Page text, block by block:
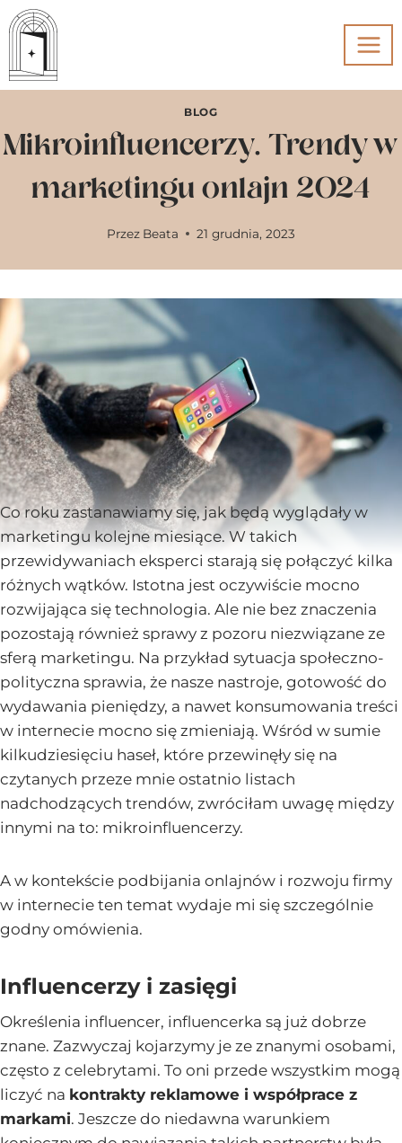
Przejdź
do
treści
BLOG
Mikroinfluencerzy. Trendy w
marketingu onlajn 2024
Przez Beata 21 grudnia, 2023
Co roku zastanawiamy się, jak będą wyglądały w
marketingu kolejne miesiące. W takich
przewidywaniach eksperci starają się połączyć kilka
różnych wątków. Istotna jest oczywiście mocno
rozwijająca się technologia. Ale nie bez znaczenia
pozostają również sprawy z pozoru niezwiązane ze
sferą marketingu. Na przykład sytuacja społeczno-
polityczna sprawia, że nasze nastroje, gotowość do
wydawania pieniędzy, a nawet konsumowania treści
w internecie mocno się zmieniają. Wśród w sumie
kilkudziesięciu haseł, które przewinęły się na
czytanych przeze mnie ostatnio listach
nadchodzących trendów, zwróciłam uwagę między
innymi na to: mikroinfluencerzy.
A w kontekście podbijania onlajnów i rozwoju firmy
w internecie ten temat wydaje mi się szczególnie
godny omówienia.
Influencerzy i zasięgi
Określenia influencer, influencerka są już dobrze
znane. Zazwyczaj kojarzymy je ze znanymi osobami,
często z celebrytami. To oni przede wszystkim mogą
liczyć na kontrakty reklamowe i współprace z
markami. Jeszcze do niedawna warunkiem